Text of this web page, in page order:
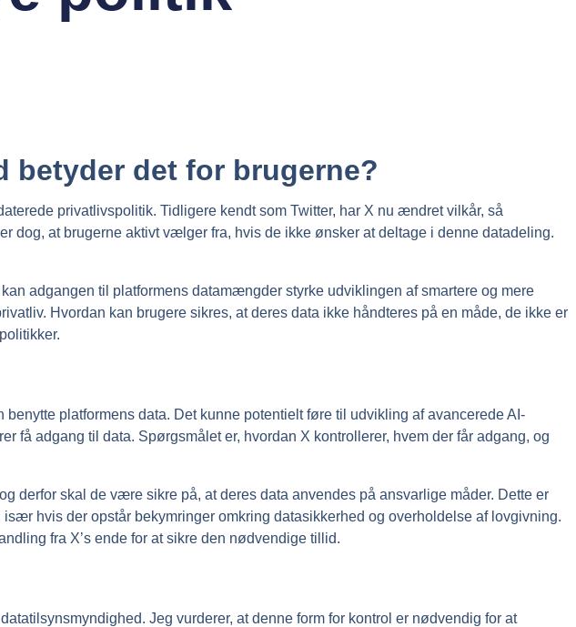
betyder det for brugerne?
privatlivspolitik. Tidligere kendt som Twitter, har X nu ændret vilkår, så
dog, at brugerne aktivt vælger fra, hvis de ikke ønsker at deltage i denne datadeling.
adgangen til platformens datamængder styrke udviklingen af smartere og mere
Hvordan kan brugere sikres, at deres data ikke håndteres på en måde, de ikke er
platformens data. Det kunne potentielt føre til udvikling af avancerede AI-
få adgang til data. Spørgsmålet er, hvordan X kontrollerer, hvem der får adgang, og
derfor skal de være sikre på, at deres data anvendes på ansvarlige måder. Dette er
hvis der opstår bekymringer omkring datasikkerhed og overholdelse af lovgivning.
fra X’s ende for at sikre den nødvendige tillid.
Jeg vurderer, at denne form for kontrol er nødvendig for at